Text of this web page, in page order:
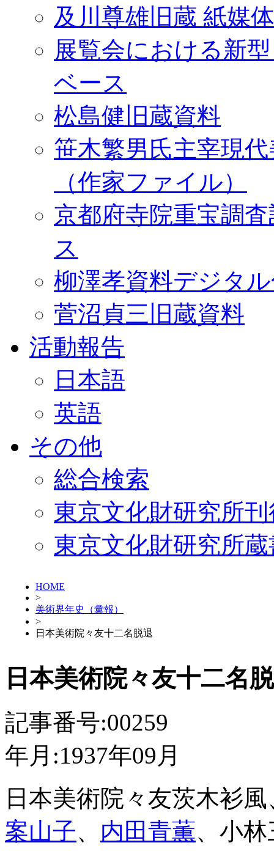
及川尊雄旧蔵 紙媒
展覧会における新
ベース
松島健旧蔵資料
笹木繁男氏主宰現
（作家ファイル）
京都府寺院重宝調
ス
柳澤孝資料デジタ
菅沼貞三旧蔵資料
活動報告
日本語
英語
その他
総合検索
東京文化財研究所
東京文化財研究所
HOME
>
美術界年史（彙報）
>
日本美術院々友十二名脱退
日本美術院々友十二名
記事番号:00259
年月:1937年09月
日本美術院々友茨木衫風
案山子、 内田青薫、小